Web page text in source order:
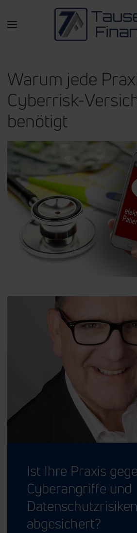
Zum Hauptinhalt springen
Warum jede
Cyberrisk-
benötigt
Ist Ihre Praxis
Cyberangriffe und
Datenschutzrisiken
abgesichert?